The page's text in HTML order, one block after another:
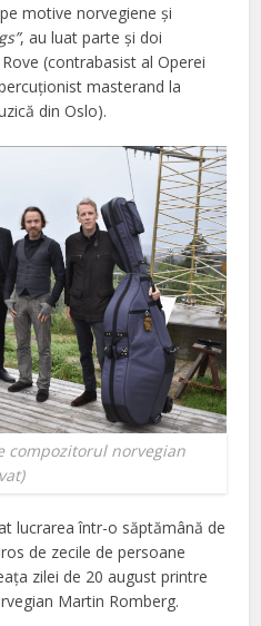
motive norvegiene și
, au luat parte și doi
(contrabasist al Operei
masterand la
din Oslo).
compozitorul norvegian
lucrarea într-o săptămână de
de zecile de persoane
zilei de 20 august printre
Martin Romberg.